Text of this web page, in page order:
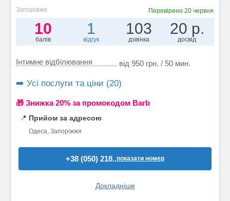
Запоріжжя Перевірено20 червня
10
балів
1
відгук
103
дзвінка
20 р.
досвід
Інтимне відбілювання від 950 грн. / 50 мин.
➡️ Усі послуги та ціни (20)
🎁 Знижка 20% за промокодом Barb
📍 Прийом за адресою
Одеса, Запоріжжя
+38 (050) 218..показати номер
Докладніше